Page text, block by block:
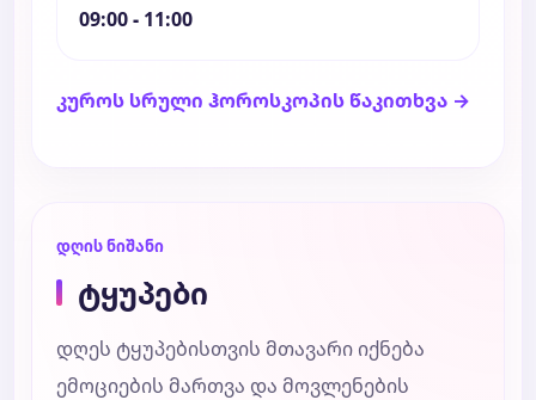
09:00 - 11:00
კუროს სრული ჰოროსკოპის წაკითხვა →
დღის ნიშანი
ტყუპები
დღეს ტყუპებისთვის მთავარი იქნება
ემოციების მართვა და მოვლენების